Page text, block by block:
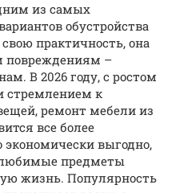
из самых
обустройства
практичность, она
повреждениям –
В 2026 году, с ростом
стремлением к
ремонт мебели из
все более
выгодно,
любимые предметы
жизнь. Популярность